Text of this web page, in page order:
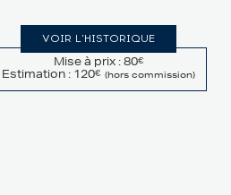
VOIR L'HISTORIQUE
Mise à prix : 80€
Estimation : 120€ (hors commission)